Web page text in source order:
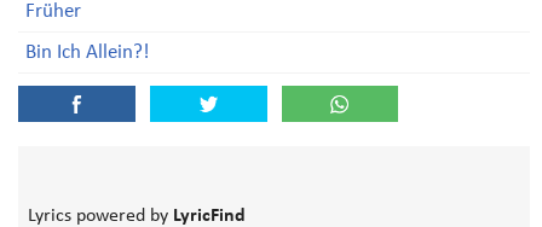
Früher
Bin Ich Allein?!
Lyrics powered by LyricFind